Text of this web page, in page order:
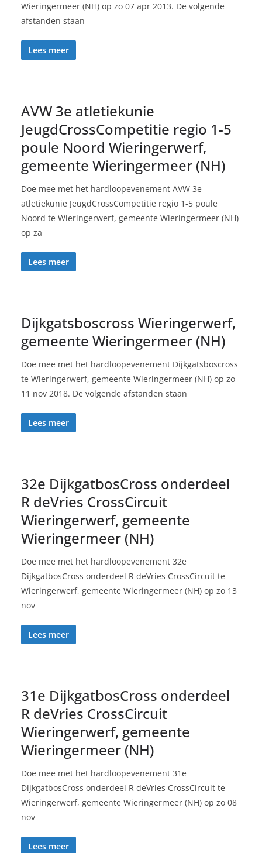
Wieringermeer (NH) op zo 07 apr 2013. De volgende
afstanden staan
Lees meer
AVW 3e atletiekunie
JeugdCrossCompetitie regio 1-5
poule Noord Wieringerwerf,
gemeente Wieringermeer (NH)
Doe mee met het hardloopevenement AVW 3e
atletiekunie JeugdCrossCompetitie regio 1-5 poule
Noord te Wieringerwerf, gemeente Wieringermeer (NH)
op za
Lees meer
Dijkgatsboscross Wieringerwerf,
gemeente Wieringermeer (NH)
Doe mee met het hardloopevenement Dijkgatsboscross
te Wieringerwerf, gemeente Wieringermeer (NH) op zo
11 nov 2018. De volgende afstanden staan
Lees meer
32e DijkgatbosCross onderdeel
R deVries CrossCircuit
Wieringerwerf, gemeente
Wieringermeer (NH)
Doe mee met het hardloopevenement 32e
DijkgatbosCross onderdeel R deVries CrossCircuit te
Wieringerwerf, gemeente Wieringermeer (NH) op zo 13
nov
Lees meer
31e DijkgatbosCross onderdeel
R deVries CrossCircuit
Wieringerwerf, gemeente
Wieringermeer (NH)
Doe mee met het hardloopevenement 31e
DijkgatbosCross onderdeel R deVries CrossCircuit te
Wieringerwerf, gemeente Wieringermeer (NH) op zo 08
nov
Lees meer